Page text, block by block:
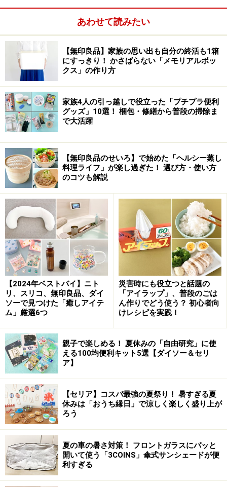
あわせて読みたい
【無印良品】家族の思い出も自分の終活も1箱
にすっきり！ かさばらない「メモリアルボッ
クス」の作り方
家族4人の引っ越しで役立った「プチプラ便利
グッズ」10選！ 梱包・修繕から普段の掃除ま
で大活躍
【無印良品のせいろ】で始めた「ヘルシー蒸し
料理ライフ」が楽し過ぎた！ 選び方・使い方
のコツも解説
【2024年ベストバイ】ニト
リ、スリコ、無印良品、ダイ
ソーで見つけた「癒しアイテ
ム」厳選6つ
災害時にも役立つと話題の
「アイラップ」、普段のごは
ん作りでどう使う？ 初心者向
けレシピを実践！
親子で楽しめる！ 夏休みの「自由研究」に使
える100均便利キット5選【ダイソー＆セリ
ア】
【セリア】コスパ最強の夏祭り！ 暑すぎる夏
休みは「おうち縁日」で涼しく楽しく盛り上が
ろう
夏の車の暑さ対策！ フロントガラスにパッと
開いて使う「3COINS」傘式サンシェードが便
利すぎる